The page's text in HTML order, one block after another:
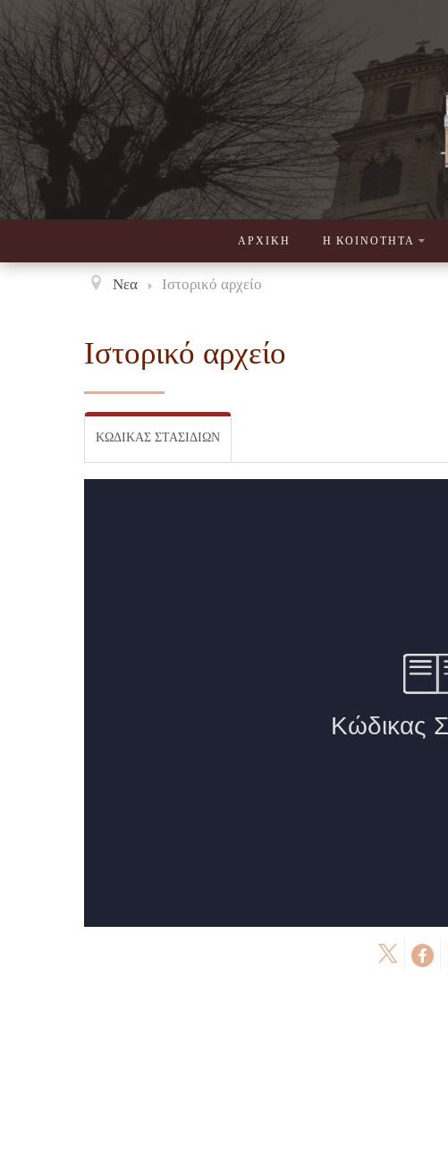
ΑΡΧΙΚΗ Η ΚΟΙΝΟΤΗΤΑ
Νεα Ιστορικό αρχείο
Ιστορικό αρχείο
ΚΏΔΙΚΑΣ ΣΤΑΣΙΔΊΩΝ